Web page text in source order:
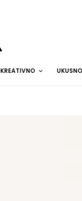
KREATIVNO UKUSNO